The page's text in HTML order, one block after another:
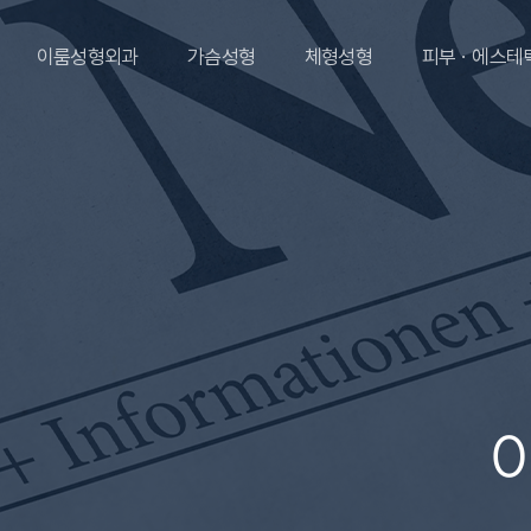
이룸성형외과 가슴성형 체형성형 피부ㆍ에스테